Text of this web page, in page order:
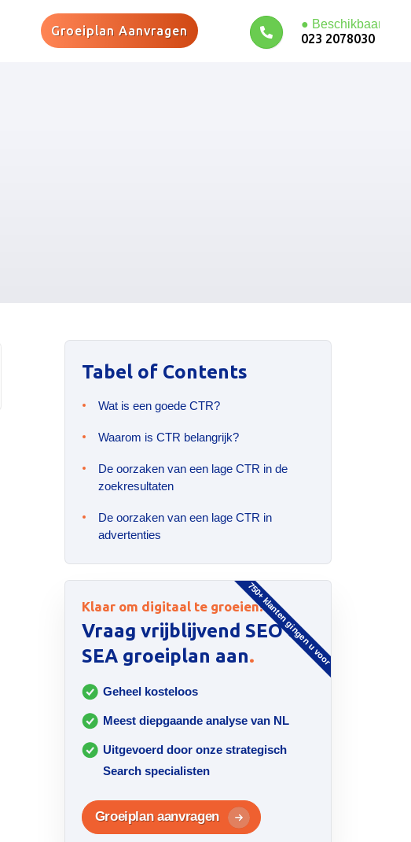
Groeiplan Aanvragen
023 2078030
Tabel of Contents
Wat is een goede CTR?
Waarom is CTR belangrijk?
De oorzaken van een lage CTR in de
zoekresultaten
De oorzaken van een lage CTR in
advertenties
750+ klanten gingen u voor
Klaar om digitaal te groeien?
Vraag vrijblijvend SEO &
SEA groeiplan aan.
Geheel kosteloos
Meest diepgaande analyse van NL
Uitgevoerd door onze strategisch
Search specialisten
Groeiplan aanvragen